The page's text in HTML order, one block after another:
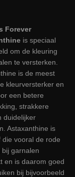
Forever
is speciaal
om de kleuring
te versterken.
is de meest
kleurversterker en
een betere
strakkere
duidelijker
Astaxanthine is
die vooral de rode
bij garnalen
en is daarom goed
bij bijvoorbeeld